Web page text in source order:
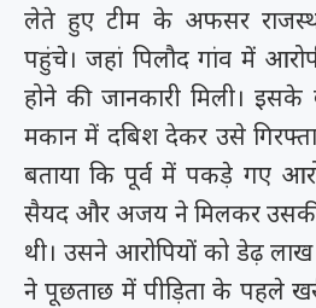
लेते हुए टीम के अफसर
पहुंचे। जहां पिलौद गांव में
होने की जानकारी मिली।
मकान में दबिश देकर उसे
बताया कि पूर्व में पकड़े गए
सैयद और अजय ने मिलकर उसकी
थी। उसने आरोपियों को डेढ़
ने पूछताछ में पीड़िता के पहले